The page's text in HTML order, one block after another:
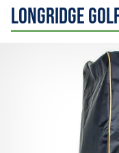
Longridge